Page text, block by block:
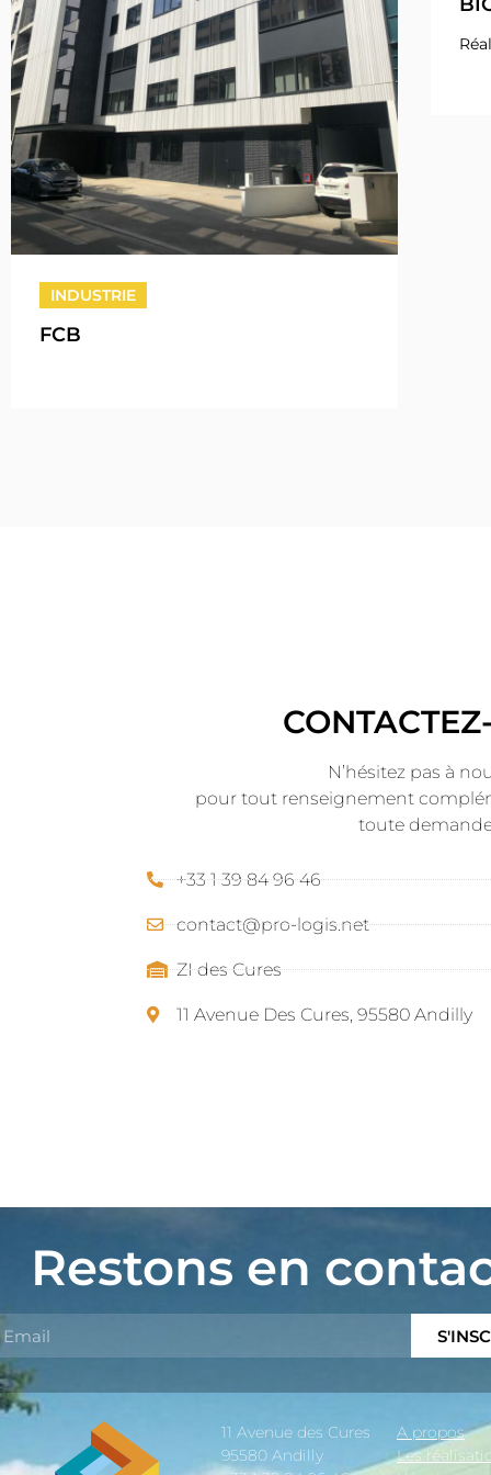
INDUSTRIE
FCB
N’hésitez pas à
pour tout renseignement
toute
+33 1 39 84 96 46
contact@pro-logis.net
ZI des Cures
11 Avenue Des Cures, 95580 Andilly
Restons en
11 Avenue des Cures
95580 Andilly
A propos
Les